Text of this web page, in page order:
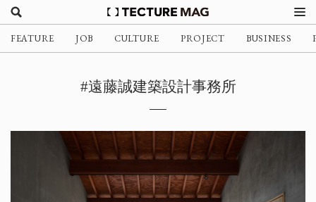
FEATURE JOB CULTURE PROJECT BUSINESS
#遠藤誠建築設計事務所